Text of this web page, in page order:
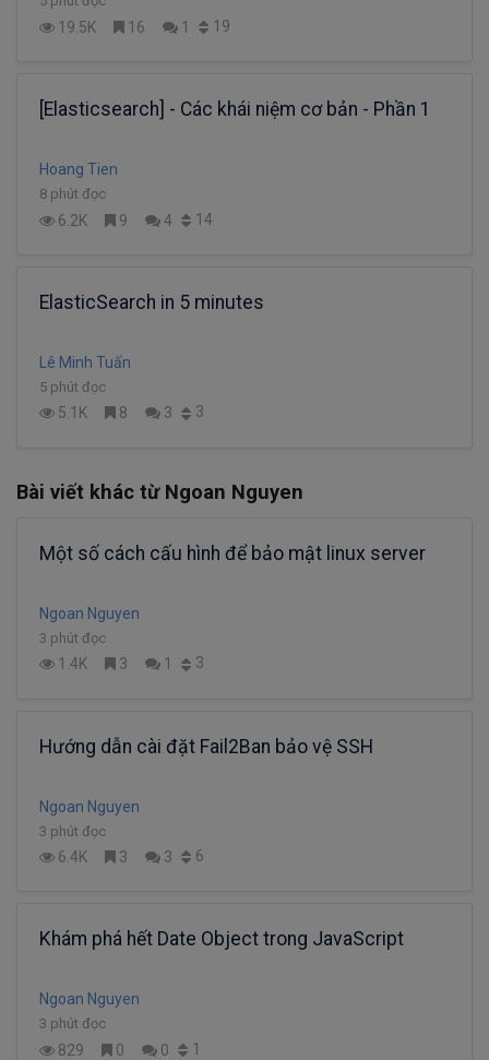
19.5K 16 1 19
[Elasticsearch] - Các khái niệm cơ bản - Phần 1
Hoang Tien
8 phút đọc
6.2K 9 4 14
ElasticSearch in 5 minutes
Lê Minh Tuấn
5 phút đọc
5.1K 8 3 3
Bài viết khác từ Ngoan Nguyen
Một số cách cấu hình để bảo mật linux server
Ngoan Nguyen
3 phút đọc
1.4K 3 1 3
Hướng dẫn cài đặt Fail2Ban bảo vệ SSH
Ngoan Nguyen
3 phút đọc
6.4K 3 3 6
Khám phá hết Date Object trong JavaScript
Ngoan Nguyen
3 phút đọc
829 0 0 1